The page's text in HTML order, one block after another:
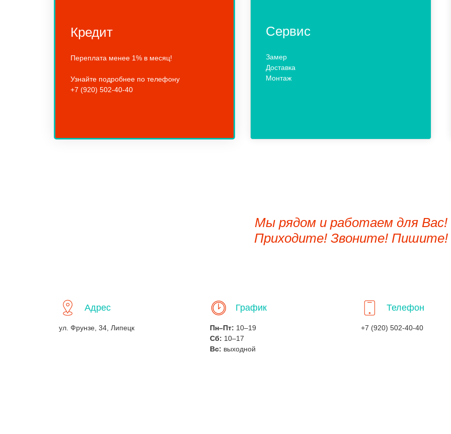
Кредит
Переплата менее 1% в месяц!
Узнайте подробнее по телефону
+7 (920) 502-40-40
Сервис
Замер
Доставка
Монтаж
Мы рядом и работаем для Вас!
Приходите! Звоните! Пишите!
Адрес
ул. Фрунзе, 34, Липецк
График
Пн–Пт: 10–19
Сб: 10–17
Вс: выходной
Телефон
+7 (920) 502-40-40